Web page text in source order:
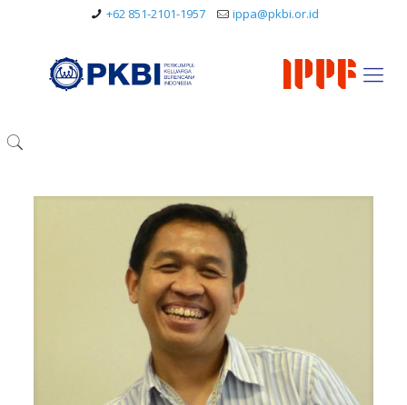
+62 851-2101-1957 ippa@pkbi.or.id